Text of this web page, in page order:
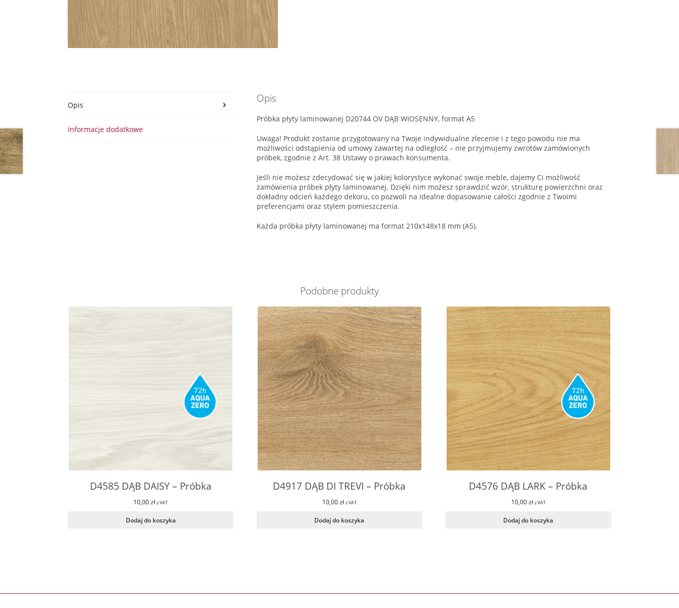
Opis
Informacje dodatkowe
Opis
Próbka płyty laminowanej D20744 OV DĄB WIOSENNY, format A5
Uwaga! Produkt zostanie przygotowany na Twoje indywidualne zlecenie i z tego powodu nie ma
możliwości odstąpienia od umowy zawartej na odległość – nie przyjmujemy zwrotów zamówionych
próbek, zgodnie z Art. 38 Ustawy o prawach konsumenta.
Jeśli nie możesz zdecydować się w jakiej kolorystyce wykonać swoje meble, dajemy Ci możliwość
zamówienia próbek płyty laminowanej. Dzięki nim możesz sprawdzić wzór, strukturę powierzchni oraz
dokładny odcień każdego dekoru, co pozwoli na idealne dopasowanie całości zgodnie z Twoimi
preferencjami oraz stylem pomieszczenia.
Każda próbka płyty laminowanej ma format 210x148x18 mm (A5).
Podobne produkty
D4585 DĄB DAISY – Próbka
10,00zł z VAT
Dodaj do koszyka
D4917 DĄB DI TREVI – Próbka
10,00zł z VAT
Dodaj do koszyka
D4576 DĄB LARK – Próbka
10,00zł z VAT
Dodaj do koszyka